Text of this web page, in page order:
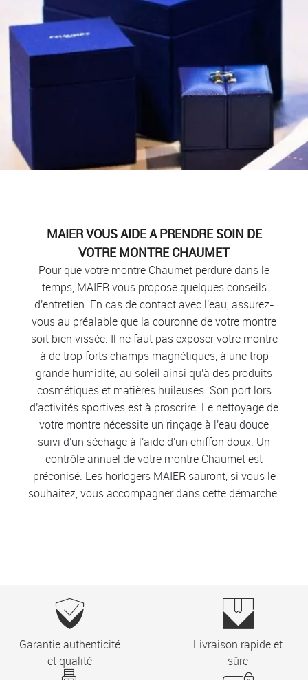
MAIER VOUS AIDE A PRENDRE SOIN DE
VOTRE MONTRE CHAUMET
Pour que votre montre Chaumet perdure dans le
temps, MAIER vous propose quelques conseils
d'entretien. En cas de contact avec l'eau, assurez-
vous au préalable que la couronne de votre montre
soit bien vissée. Il ne faut pas exposer votre montre
à de trop forts champs magnétiques, à une trop
grande humidité, au soleil ainsi qu'à des produits
cosmétiques et matières huileuses. Son port lors
d'activités sportives est à proscrire. Le nettoyage de
votre montre nécessite un rinçage à l'eau douce
suivi d'un séchage à l'aide d'un chiffon doux. Un
contrôle annuel de votre montre Chaumet est
préconisé. Les horlogers MAIER sauront, si vous le
souhaitez, vous accompagner dans cette démarche.
Garantie authenticité
et qualité
Livraison rapide et
sûre